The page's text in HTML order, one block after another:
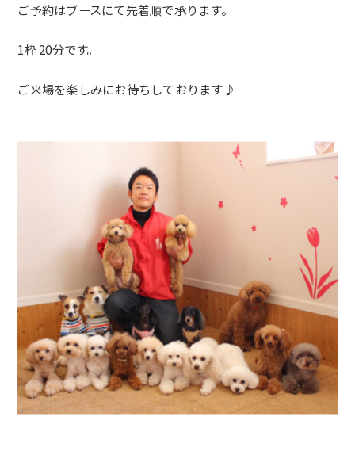
ご予約はブースにて先着順で承ります。
1枠 20分です。
ご来場を楽しみにお待ちしております♪